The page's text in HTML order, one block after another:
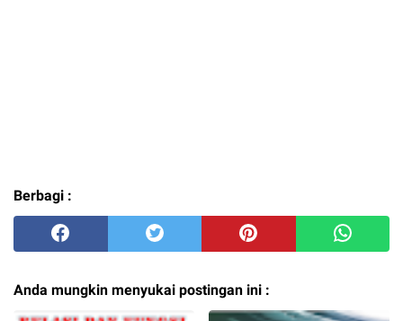
Berbagi :
Anda mungkin menyukai postingan ini :